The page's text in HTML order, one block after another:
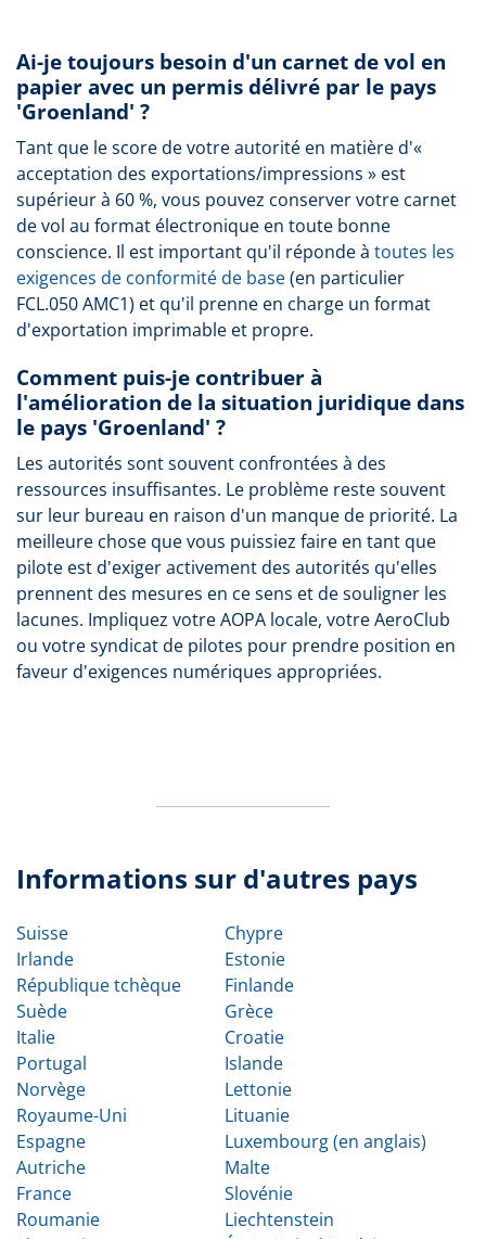
Ai-je toujours besoin d'un carnet de vol en
papier avec un permis délivré par le pays
'Groenland' ?
Tant que le score de votre autorité en matière d'«
acceptation des exportations/impressions » est
supérieur à 60 %, vous pouvez conserver votre carnet
de vol au format électronique en toute bonne
conscience. Il est important qu'il réponde à toutes les
exigences de conformité de base(en particulier
FCL.050 AMC1) et qu'il prenne en charge un format
d'exportation imprimable et propre.
Comment puis-je contribuer à
l'amélioration de la situation juridique dans
le pays 'Groenland' ?
Les autorités sont souvent confrontées à des
ressources insuffisantes. Le problème reste souvent
sur leur bureau en raison d'un manque de priorité. La
meilleure chose que vous puissiez faire en tant que
pilote est d'exiger activement des autorités qu'elles
prennent des mesures en ce sens et de souligner les
lacunes. Impliquez votre AOPA locale, votre AeroClub
ou votre syndicat de pilotes pour prendre position en
faveur d'exigences numériques appropriées.
Informations sur d'autres pays
Suisse
Irlande
République tchèque
Suède
Italie
Portugal
Norvège
Royaume-Uni
Espagne
Autriche
France
Roumanie
Chypre
Estonie
Finlande
Grèce
Croatie
Islande
Lettonie
Lituanie
Luxembourg (en anglais)
Malte
Slovénie
Liechtenstein